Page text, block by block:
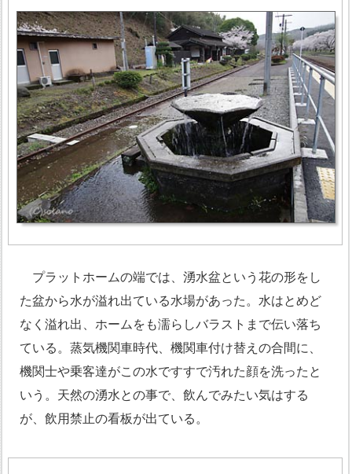
プラットホームの端では、湧水盆という花の形をし
た盆から水が溢れ出ている水場があった。水はとめど
なく溢れ出、ホームをも濡らしバラストまで伝い落ち
ている。蒸気機関車時代、機関車付け替えの合間に、
機関士や乗客達がこの水ですすで汚れた顔を洗ったと
いう。天然の湧水との事で、飲んでみたい気はする
が、飲用禁止の看板が出ている。